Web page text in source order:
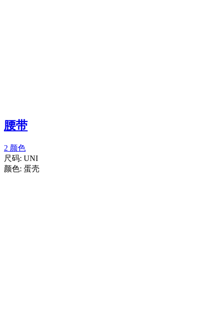
腰带
2 颜色
尺码: UNI
颜色: 蛋壳